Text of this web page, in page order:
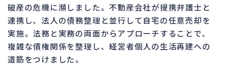
破産の危機に瀕しました。不動産会社が提携弁護士と
連携し、法人の債務整理と並行して自宅の任意売却を
実施。法務と実務の両面からアプローチすることで、
複雑な債権関係を整理し、経営者個人の生活再建への
道筋をつけました。